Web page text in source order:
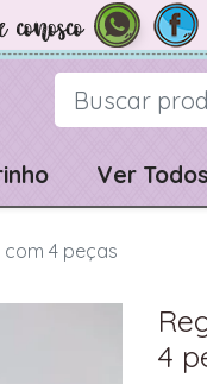
Ver Todos
4 peças
4